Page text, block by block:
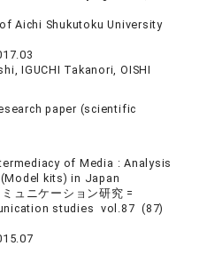
Aichi Shukutoku University
IGUCHI Takanori, OISHI
paper (scientific
of Media : Analysis
kits) in Japan
ュニケーション研究 =
studies vol.87 (87)